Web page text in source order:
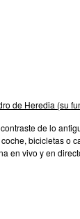
de Heredia (su
de lo
bicicletas o
en vivo y en